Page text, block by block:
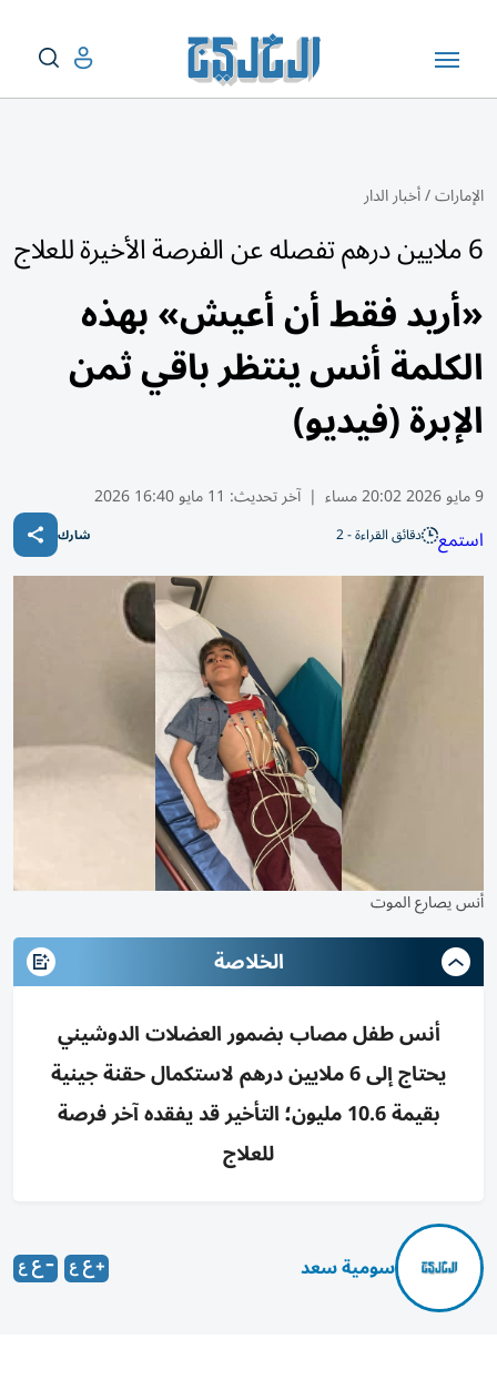
الإمارات/أخبار الدار
6 ملايين درهم تفصله عن الفرصة الأخيرة للعلاج
«أريد فقط أن أعيش» بهذه
الكلمة أنس ينتظر باقي ثمن
الإبرة (فيديو)
9 مايو 2026 20:02 مساء | آخر تحديث: 11 مايو 16:40 2026
استمع دقائق القراءة - 2 شارك
أنس يصارع الموت
الخلاصة
أنس طفل مصاب بضمور العضلات الدوشيني
يحتاج إلى 6 ملايين درهم لاستكمال حقنة جينية
بقيمة 10.6 مليون؛ التأخير قد يفقده آخر فرصة
للعلاج
سومية سعد